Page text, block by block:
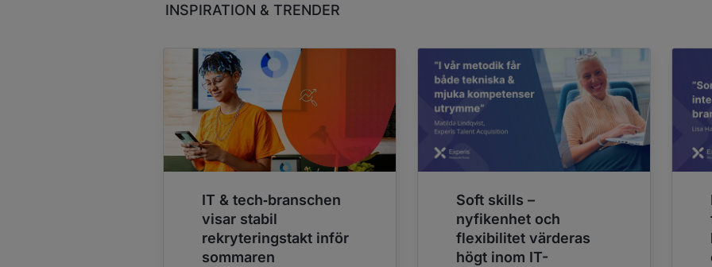
INSPIRATION & TRENDER
IT & tech‑branschen
visar stabil
rekryteringstakt inför
sommaren
Soft skills –
nyfikenhet och
flexibilitet värderas
högt inom IT-